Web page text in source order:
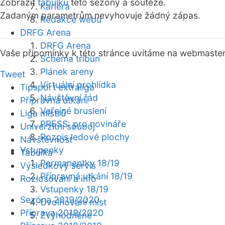
Kariéra
Redakce webu
DRFG Arena
DRFG Arena
Schéma tribun
Plánek areny
Virtuální prohlídka
Návštěvní řád
Veřejné bruslení
PRESS: pro novináře
Rozpis ledové plochy
Vstupenky
Permanentky 18/19
Přípravná utkání 18/19
Vstupenky 18/19
Uvolňování míst
Zvýhodněné
Zobrazit tabulku této sezóny a soutěže.
Zadaným parametrům nevyhovuje žádný zápas.
Vaše připomínky k této stránce uvítáme na webmaster
Tweet
Tipsport extraliga
Přípravná utkání
Liga mistrů
Univerzitní souboj
Návštěvnost
Tabulka
Výsledkový servis
Rozlosování a info
Sezóna 2019/2020
Příprava 2019/2020